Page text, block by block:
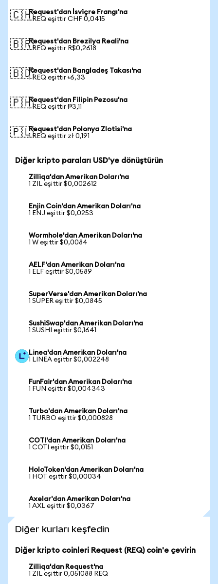
🇨🇭Request'dan İsviçre Frangı'na
1 REQ eşittir CHF 0,0415
🇧🇷Request'dan Brezilya Reali'na
1 REQ eşittir R$0,2618
🇧🇩Request'dan Bangladeş Takası'na
1 REQ eşittir ৳6,33
🇵🇭Request'dan Filipin Pezosu'na
1 REQ eşittir ₱3,11
🇵🇱Request'dan Polonya Zlotisi'na
1 REQ eşittir zł 0,191
Diğer kripto paraları USD'ye dönüştürün
Zilliqa'dan Amerikan Doları'na
1 ZIL eşittir $0,002612
Enjin Coin'dan Amerikan Doları'na
1 ENJ eşittir $0,0253
Wormhole'dan Amerikan Doları'na
1 W eşittir $0,0084
AELF'dan Amerikan Doları'na
1 ELF eşittir $0,0589
SuperVerse'dan Amerikan Doları'na
1 SUPER eşittir $0,0845
SushiSwap'dan Amerikan Doları'na
1 SUSHI eşittir $0,1641
Linea'dan Amerikan Doları'na
1 LINEA eşittir $0,002248
FunFair'dan Amerikan Doları'na
1 FUN eşittir $0,004343
Turbo'dan Amerikan Doları'na
1 TURBO eşittir $0,000828
COTI'dan Amerikan Doları'na
1 COTI eşittir $0,0151
HoloToken'dan Amerikan Doları'na
1 HOT eşittir $0,00034
Axelar'dan Amerikan Doları'na
1 AXL eşittir $0,0367
Diğer kurları keşfedin
Diğer kripto coinleri Request (REQ) coin'e çevirin
Zilliqa'dan Request'na
1 ZIL eşittir 0,051088 REQ